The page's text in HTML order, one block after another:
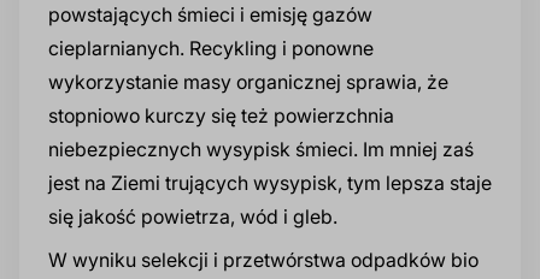
powstających śmieci i emisję gazów
cieplarnianych. Recykling i ponowne
wykorzystanie masy organicznej sprawia, że
stopniowo kurczy się też powierzchnia
niebezpiecznych wysypisk śmieci. Im mniej zaś
jest na Ziemi trujących wysypisk, tym lepsza staje
się jakość powietrza, wód i gleb.
W wyniku selekcji i przetwórstwa odpadków bio